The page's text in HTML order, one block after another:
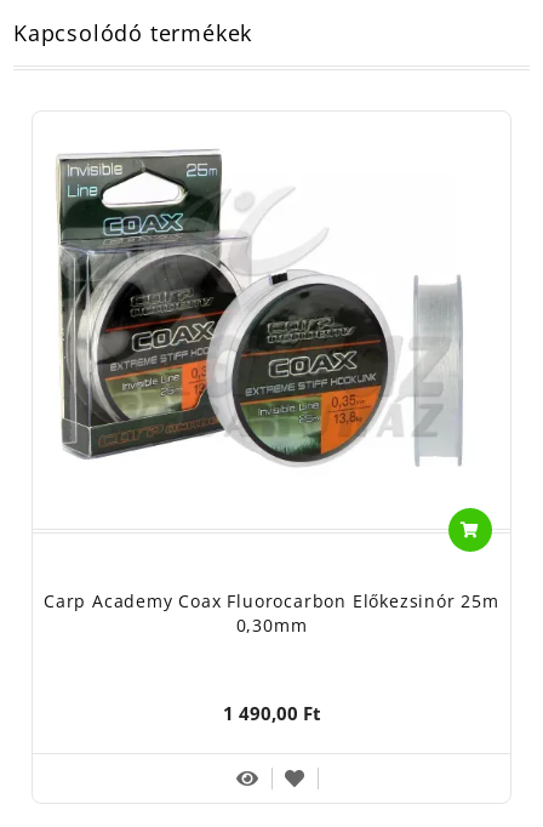
Kapcsolódó termékek
Carp Academy Coax Fluorocarbon Előkezsinór 25m
0,30mm
1 490,00 Ft